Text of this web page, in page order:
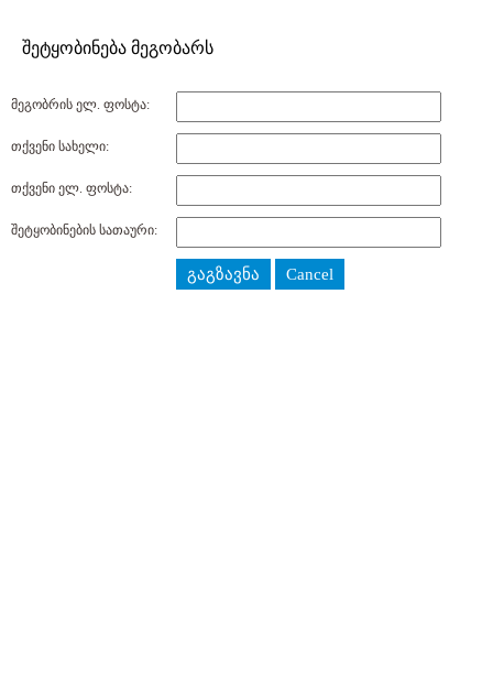
შეტყობინება მეგობარს
მეგობრის ელ. ფოსტა:
თქვენი სახელი:
თქვენი ელ. ფოსტა:
შეტყობინების სათაური:
გაგზავნა Cancel